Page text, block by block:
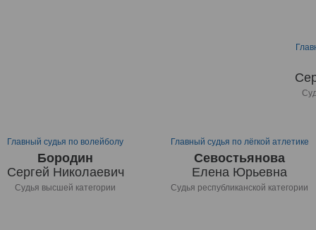
Главный судья по волейболу
Бородин
Сергей Николаевич
Судья высшей категории
Главный судья по лёгкой атлетике
Севостьянова
Елена Юрьевна
Судья республиканской категории